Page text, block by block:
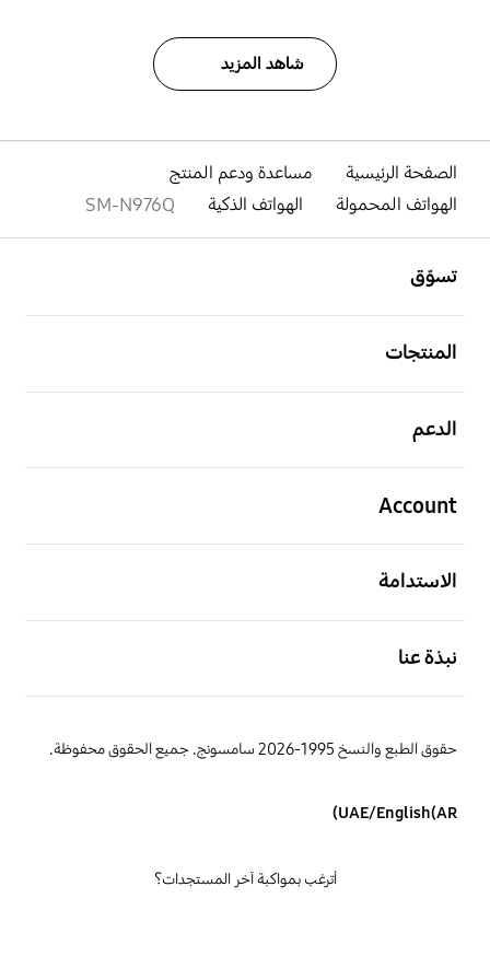
شاهد المزيد
الصفحة الرئيسية
مساعدة ودعم المنتج
الهواتف المحمولة
الهواتف الذكية SM-N976Q
تسوّق
المنتجات
الدعم
Account
الاستدامة
نبذة عنا
حقوق الطبع والنسخ 1995-2026 سامسونج. جميع الحقوق محفوظة.
UAE/English(AR)
أترغب بمواكبة آخر المستجدات؟